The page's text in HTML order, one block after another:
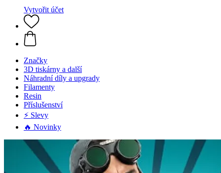
Vytvořit účet
Značky
3D tiskárny a další
Náhradní díly a upgrady
Filamenty
Resin
Příslušenství
⚡ Slevy
🔥 Novinky